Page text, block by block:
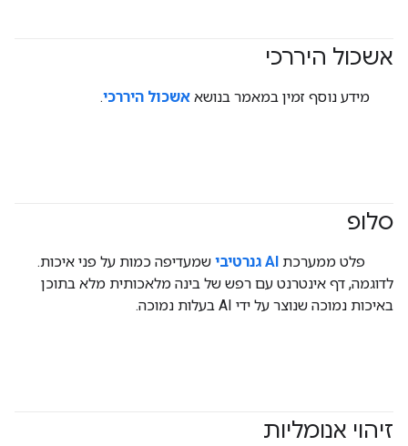
אשכול היררכי
#clustering
מידע נוסף זמין במאמר בנושא אשכול היררכי.
סלופ
#generativeAI
פלט ממערכת AI גנרטיבי
שמעדיפה כמות על פני איכות.
לדוגמה, דף אינטרנט עם רפש של בינה מלאכותית מלא בתוכן
באיכות נמוכה שנוצר על ידי AI בעלות נמוכה.
זיהוי אנומליות